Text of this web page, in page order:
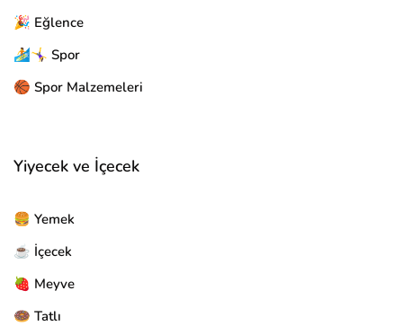
🎉 Eğlence
🏄🤸‍♀️ Spor
🏀 Spor Malzemeleri
Yiyecek ve İçecek
🍔 Yemek
☕ İçecek
🍓 Meyve
🍩 Tatlı